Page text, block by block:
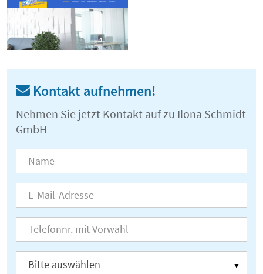
Kontakt aufnehmen!
Nehmen Sie jetzt Kontakt auf zu Ilona Schmidt
GmbH